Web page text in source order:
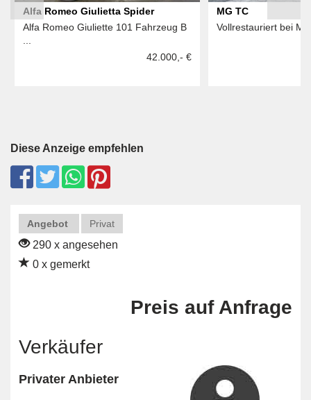
Alfa Romeo Giulietta Spider
Alfa Romeo Giuliette 101 Fahrzeug B
42.000,- €
MG TC
Vollrestauriert bei
Diese Anzeige empfehlen
Angebot Privat
290 x angesehen
0 x gemerkt
Preis auf Anfrage
Verkäufer
Privater Anbieter